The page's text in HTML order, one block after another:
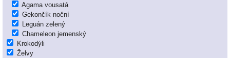
Agama vousatá
Gekončík noční
Leguán zelený
Chameleon jemenský
Krokodýli
Želvy